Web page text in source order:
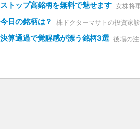
ストップ高銘柄を無料で魅せます 女株将
今日の銘柄は？ 株ドクターマサトの投資家
決算通過で覚醒感が漂う銘柄3選 後場の